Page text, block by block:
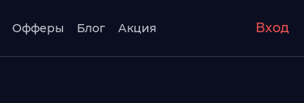
Вход
Офферы Блог Акция